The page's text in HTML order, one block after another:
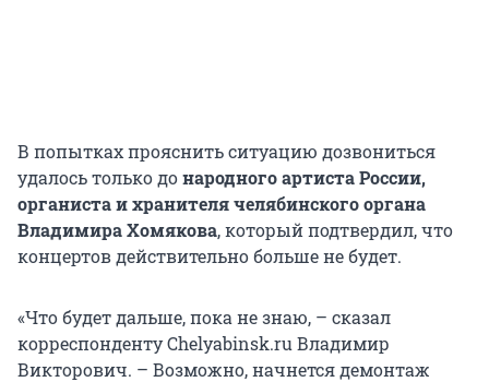
В попытках прояснить ситуацию дозвониться
удалось только донародного артиста России,
органиста и хранителя челябинского органа
Владимира Хомякова, который подтвердил, что
концертов действительно больше не будет.
«Что будет дальше, пока не знаю, – сказал
корреспонденту Chelyabinsk.ru Владимир
Викторович. – Возможно, начнется демонтаж